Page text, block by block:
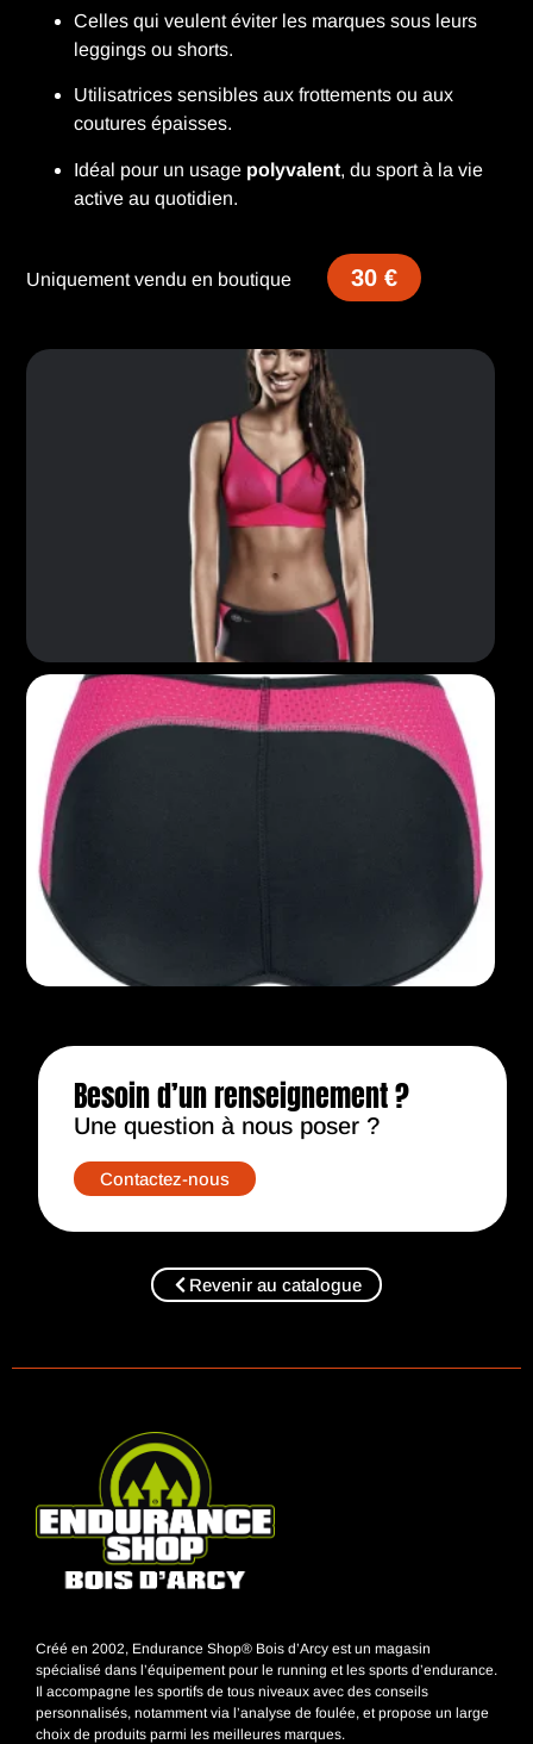
Celles qui veulent éviter les marques sous leurs
leggings ou shorts.
Utilisatrices sensibles aux frottements ou aux
coutures épaisses.
Idéal pour un usage polyvalent, du sport à la vie
active au quotidien.
Uniquement vendu en boutique 30 €
Besoin d’un renseignement ?​
Une question à nous poser ?​
Contactez-nous
Revenir au catalogue
Créé en 2002, Endurance Shop® Bois d’Arcy est un magasin
spécialisé dans l’équipement pour le running et les sports d’endurance.
Il accompagne les sportifs de tous niveaux avec des conseils
personnalisés, notamment via l’analyse de foulée, et propose un large
choix de produits parmi les meilleures marques.